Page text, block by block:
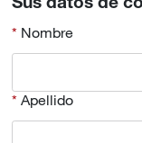
Sus datos de
Nombre
Apellido